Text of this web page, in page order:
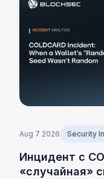
Aug 7 2026 Security
Инцидент с
«случайная»